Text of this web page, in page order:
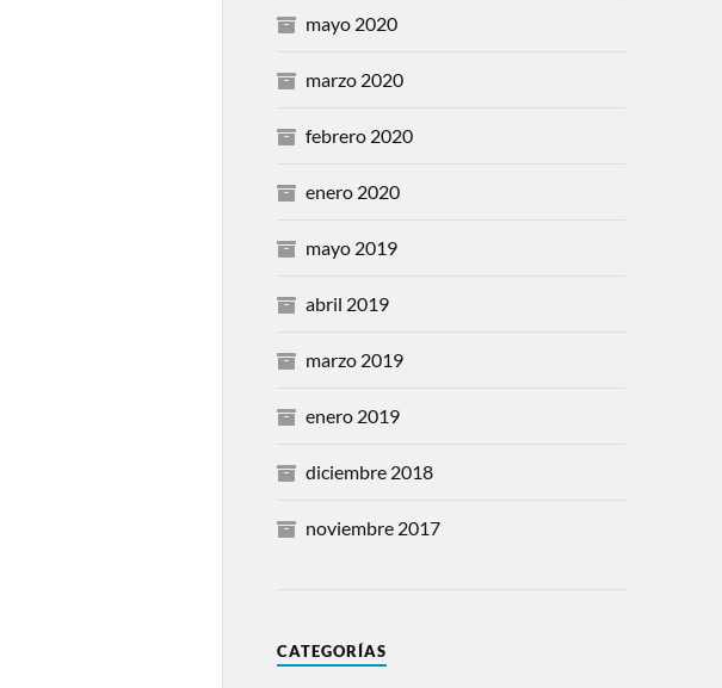
mayo 2020
marzo 2020
febrero 2020
enero 2020
mayo 2019
abril 2019
marzo 2019
enero 2019
diciembre 2018
noviembre 2017
CATEGORÍAS